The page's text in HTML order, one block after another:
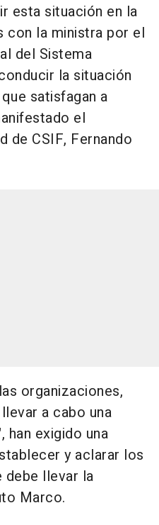
esta situación en la
con la ministra por el
del Sistema
la situación
satisfagan a
el
de CSIF, Fernando
organizaciones,
a cabo una
exigido una
y aclarar los
llevar la
Marco.